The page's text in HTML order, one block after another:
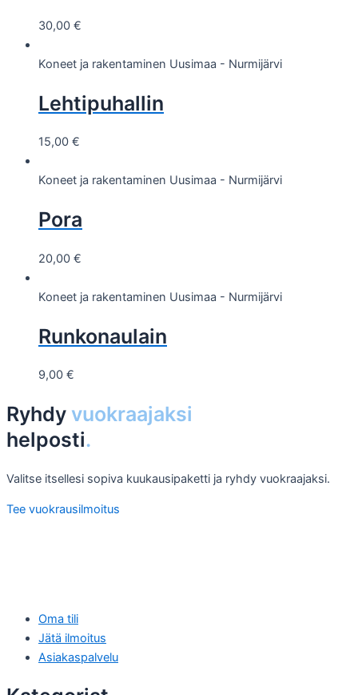
30,00 €
Koneet ja rakentaminen Uusimaa - Nurmijärvi
Lehtipuhallin
15,00 €
Koneet ja rakentaminen Uusimaa - Nurmijärvi
Pora
20,00 €
Koneet ja rakentaminen Uusimaa - Nurmijärvi
Runkonaulain
9,00 €
Ryhdy vuokraajaksi
helposti.
Valitse itsellesi sopiva kuukausipaketti ja ryhdy vuokraajaksi.
Tee vuokrausilmoitus
Oma tili
Jätä ilmoitus
Asiakaspalvelu